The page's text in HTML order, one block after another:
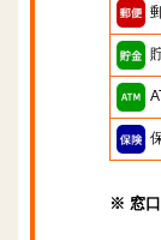
※ 窓口